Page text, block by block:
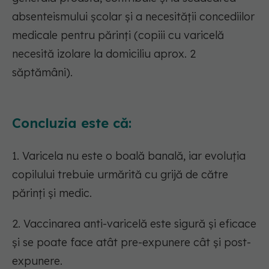
absenteismului școlar și a necesității concediilor
medicale pentru părinți (copiii cu varicelă
necesită izolare la domiciliu aprox. 2
săptămâni).
Concluzia este că:
1. Varicela nu este o boală banală, iar evoluția
copilului trebuie urmărită cu grijă de către
părinți și medic.
2. Vaccinarea anti-varicelă este sigură și eficace
și se poate face atât pre-expunere cât și post-
expunere.